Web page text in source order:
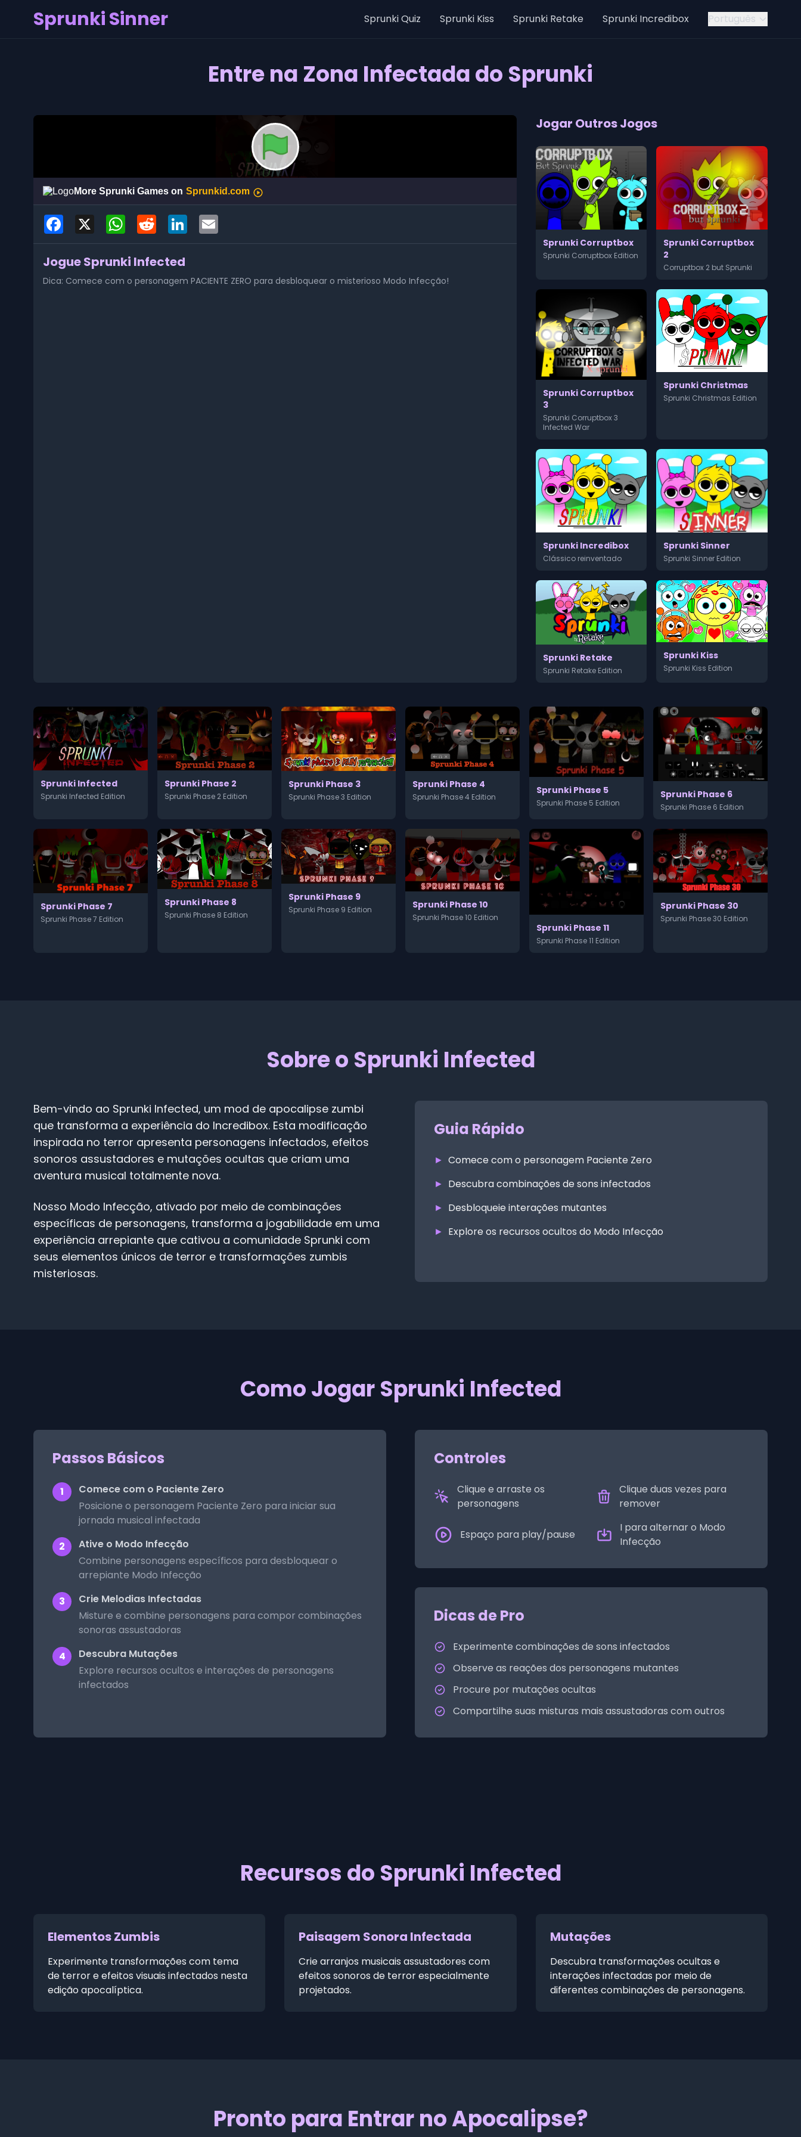
Sprunki Sinner Sprunki Quiz Sprunki Kiss Sprunki Retake Sprunki Incredibox Português
Entre na Zona Infectada do Sprunki
Facebook WhatsAppReddit LinkedIn
Jogue Sprunki Infected
Dica: Comece com o personagem PACIENTE ZERO para desbloquear o misterioso Modo Infecção!
Jogar Outros Jogos
Sprunki Corruptbox
Sprunki Corruptbox Edition
Sprunki Corruptbox
2
Corruptbox 2 but Sprunki
Sprunki Corruptbox
3
Sprunki Corruptbox 3
Infected War
Sprunki Christmas
Sprunki Christmas Edition
Sprunki Incredibox
Clássico reinventado
Sprunki Sinner
Sprunki Sinner Edition
Sprunki Retake
Sprunki Retake Edition
Sprunki Kiss
Sprunki Kiss Edition
Sprunki Infected
Sprunki Infected Edition
Sprunki Phase 2
Sprunki Phase 2 Edition
Sprunki Phase 3
Sprunki Phase 3 Edition
Sprunki Phase 4
Sprunki Phase 4 Edition
Sprunki Phase 5
Sprunki Phase 5 Edition
Sprunki Phase 6
Sprunki Phase 6 Edition
Sprunki Phase 7
Sprunki Phase 7 Edition
Sprunki Phase 8
Sprunki Phase 8 Edition
Sprunki Phase 9
Sprunki Phase 9 Edition Sprunki Phase 10
Sprunki Phase 10 Edition
Sprunki Phase 11
Sprunki Phase 11 Edition
Sprunki Phase 30
Sprunki Phase 30 Edition
Sobre o Sprunki Infected
Bem-vindo ao Sprunki Infected, um mod de apocalipse zumbi
que transforma a experiência do Incredibox. Esta modificação
inspirada no terror apresenta personagens infectados, efeitos
sonoros assustadores e mutações ocultas que criam uma
aventura musical totalmente nova.
Nosso Modo Infecção, ativado por meio de combinações
específicas de personagens, transforma a jogabilidade em uma
experiência arrepiante que cativou a comunidade Sprunki com
seus elementos únicos de terror e transformações zumbis
misteriosas.
Guia Rápido
► Comece com o personagem Paciente Zero
► Descubra combinações de sons infectados
► Desbloqueie interações mutantes
► Explore os recursos ocultos do Modo Infecção
Como Jogar Sprunki Infected
Passos Básicos
1
Comece com o Paciente Zero
Posicione o personagem Paciente Zero para iniciar sua
jornada musical infectada
2
Ative o Modo Infecção
Combine personagens específicos para desbloquear o
arrepiante Modo Infecção
3
Crie Melodias Infectadas
Misture e combine personagens para compor combinações
sonoras assustadoras
4
Descubra Mutações
Explore recursos ocultos e interações de personagens
infectados
Controles
Clique e arraste os
personagens
Clique duas vezes para
remover
Espaço para play/pause
I para alternar o Modo
Infecção
Dicas de Pro
Experimente combinações de sons infectados
Observe as reações dos personagens mutantes
Procure por mutações ocultas
Compartilhe suas misturas mais assustadoras com outros
Recursos do Sprunki Infected
Elementos Zumbis
Experimente transformações com tema
de terror e efeitos visuais infectados nesta
edição apocalíptica.
Paisagem Sonora Infectada
Crie arranjos musicais assustadores com
efeitos sonoros de terror especialmente
projetados.
Mutações
Descubra transformações ocultas e
interações infectadas por meio de
diferentes combinações de personagens.
Pronto para Entrar no Apocalipse?